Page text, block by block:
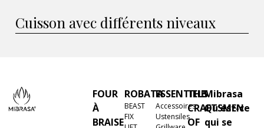
Cuisson avec différents niveaux
FOUR
À
BRAISE
ROBATA
BEAST
FIX
ESSENTIELS
Accessoires
Ustensiles
THE
CRAFTSMEN
OF
Mibrasa
Qu'est-ce
qui se